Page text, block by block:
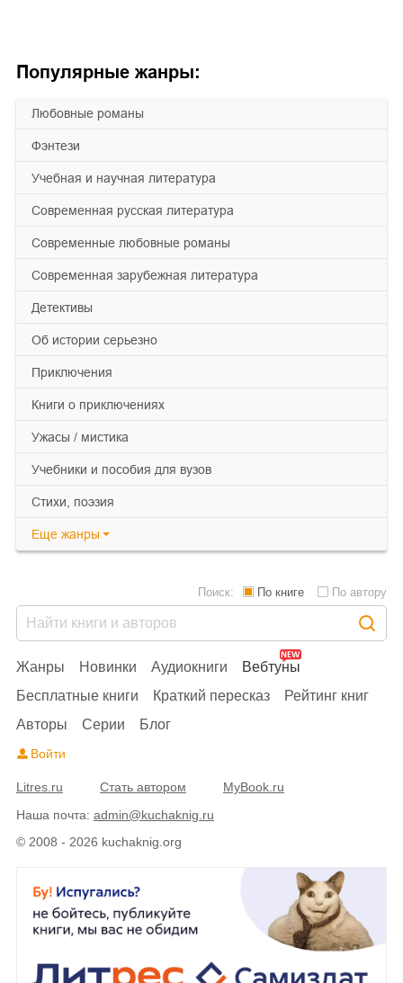
Популярные жанры:
любовные романы
фэнтези
учебная и научная литература
современная русская литература
современные любовные романы
современная зарубежная литература
детективы
об истории серьезно
приключения
книги о приключениях
ужасы / мистика
учебники и пособия для вузов
cтихи, поэзия
Еще жанры
© 2008 - 2026 kuchaknig.org
Жанры Новинки Аудиокниги
Вебтуны
Бесплатные книги
Краткий пересказ
Рейтинг книг
Авторы
Серии Блог
Поиск: По книге По автору
Войти
Litres.ru Стать автором
MyBook.ru
Наша почта: admin@kuchaknig.ru